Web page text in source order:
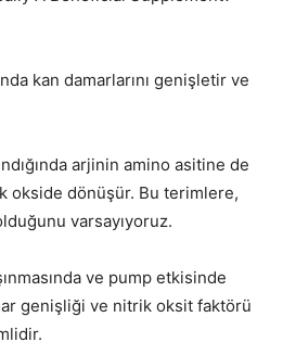
kan damarlarını genişletir ve
arjinin amino asitine de
okside dönüşür. Bu terimlere,
varsayıyoruz.
ve pump etkisinde
genişliği ve nitrik oksit faktörü